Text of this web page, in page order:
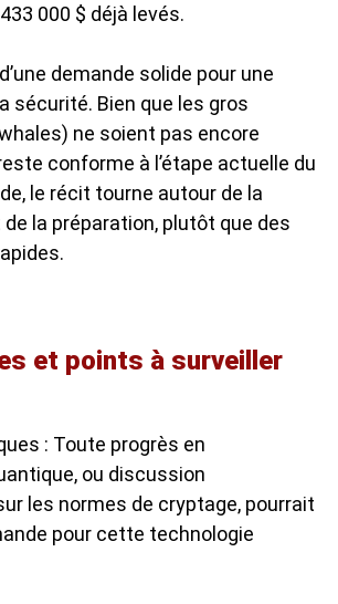
000 $ déjà levés.
demande solide pour une
sécurité. Bien que les gros
ne soient pas encore
conforme à l’étape actuelle du
le récit tourne autour de la
la préparation, plutôt que des
et points à surveiller
: Toute progrès en
, ou discussion
les normes de cryptage, pourrait
pour cette technologie